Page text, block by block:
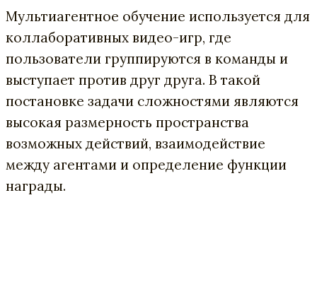
Мультиагентное обучение используется для
коллаборативных видео-игр, где
пользователи группируются в команды и
выступает против друг друга. В такой
постановке задачи сложностями являются
высокая размерность пространства
возможных действий, взаимодействие
между агентами и определение функции
награды.